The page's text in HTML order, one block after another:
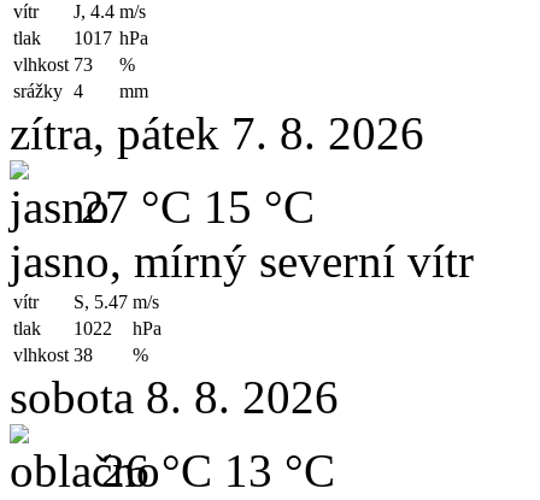
vítr J, 4.4 m/s
tlak
1017 hPa
vlhkost 73
%
srážky 4 mm
zítra, pátek 7. 8. 2026
27 °C 15 °C
jasno, mírný severní vítr
vítr S, 5.47 m/s
tlak
1022
hPa
vlhkost 38 %
sobota 8. 8. 2026
26 °C 13 °C